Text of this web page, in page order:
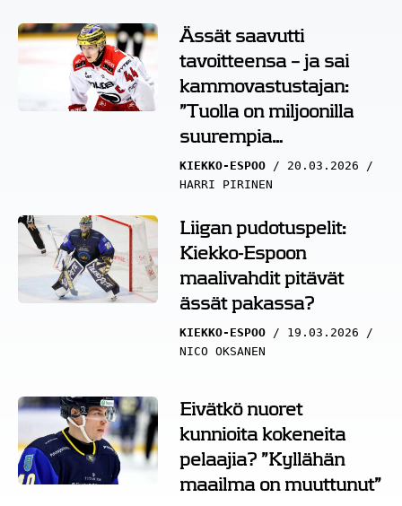
Ässät saavutti
tavoitteensa – ja sai
kammovastustajan:
”Tuolla on miljoonilla
suurempia
pelaajabudjetteja”
KIEKKO-ESPOO
20.03.2026
HARRI PIRINEN
Liigan pudotuspelit:
Kiekko-Espoon
maalivahdit pitävät
ässät pakassa?
KIEKKO-ESPOO
19.03.2026
NICO OKSANEN
Eivätkö nuoret
kunnioita kokeneita
pelaajia? ”Kyllähän
maailma on muuttunut”